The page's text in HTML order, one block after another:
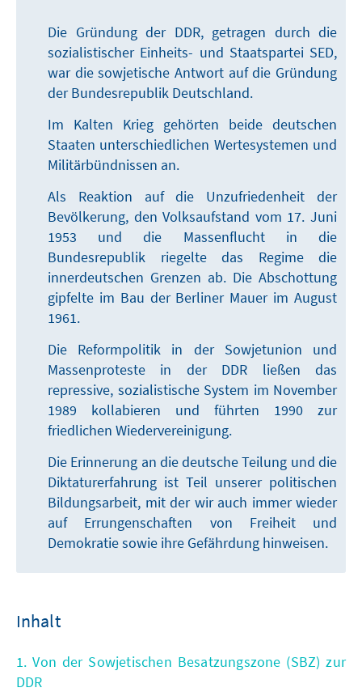
Die Gründung der DDR, getragen durch die
sozialistischer Einheits- und Staatspartei SED,
war die sowjetische Antwort auf die Gründung
der Bundesrepublik Deutschland.
Im Kalten Krieg gehörten beide deutschen
Staaten unterschiedlichen Wertesystemen und
Militärbündnissen an.
Als Reaktion auf die Unzufriedenheit der
Bevölkerung, den Volksaufstand vom 17. Juni
1953 und die Massenflucht in die
Bundesrepublik riegelte das Regime die
innerdeutschen Grenzen ab. Die Abschottung
gipfelte im Bau der Berliner Mauer im August
1961.
Die Reformpolitik in der Sowjetunion und
Massenproteste in der DDR ließen das
repressive, sozialistische System im November
1989 kollabieren und führten 1990 zur
friedlichen Wiedervereinigung.
Die Erinnerung an die deutsche Teilung und die
Diktaturerfahrung ist Teil unserer politischen
Bildungsarbeit, mit der wir auch immer wieder
auf Errungenschaften von Freiheit und
Demokratie sowie ihre Gefährdung hinweisen.
Inhalt
1. Von der Sowjetischen Besatzungszone (SBZ) zur
DDR